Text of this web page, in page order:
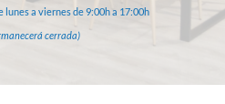
lunes a viernes de 9:00h a 17:00h
cerrada)